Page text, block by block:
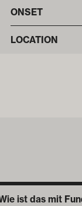
ONSET
LOCATION
ist das mit